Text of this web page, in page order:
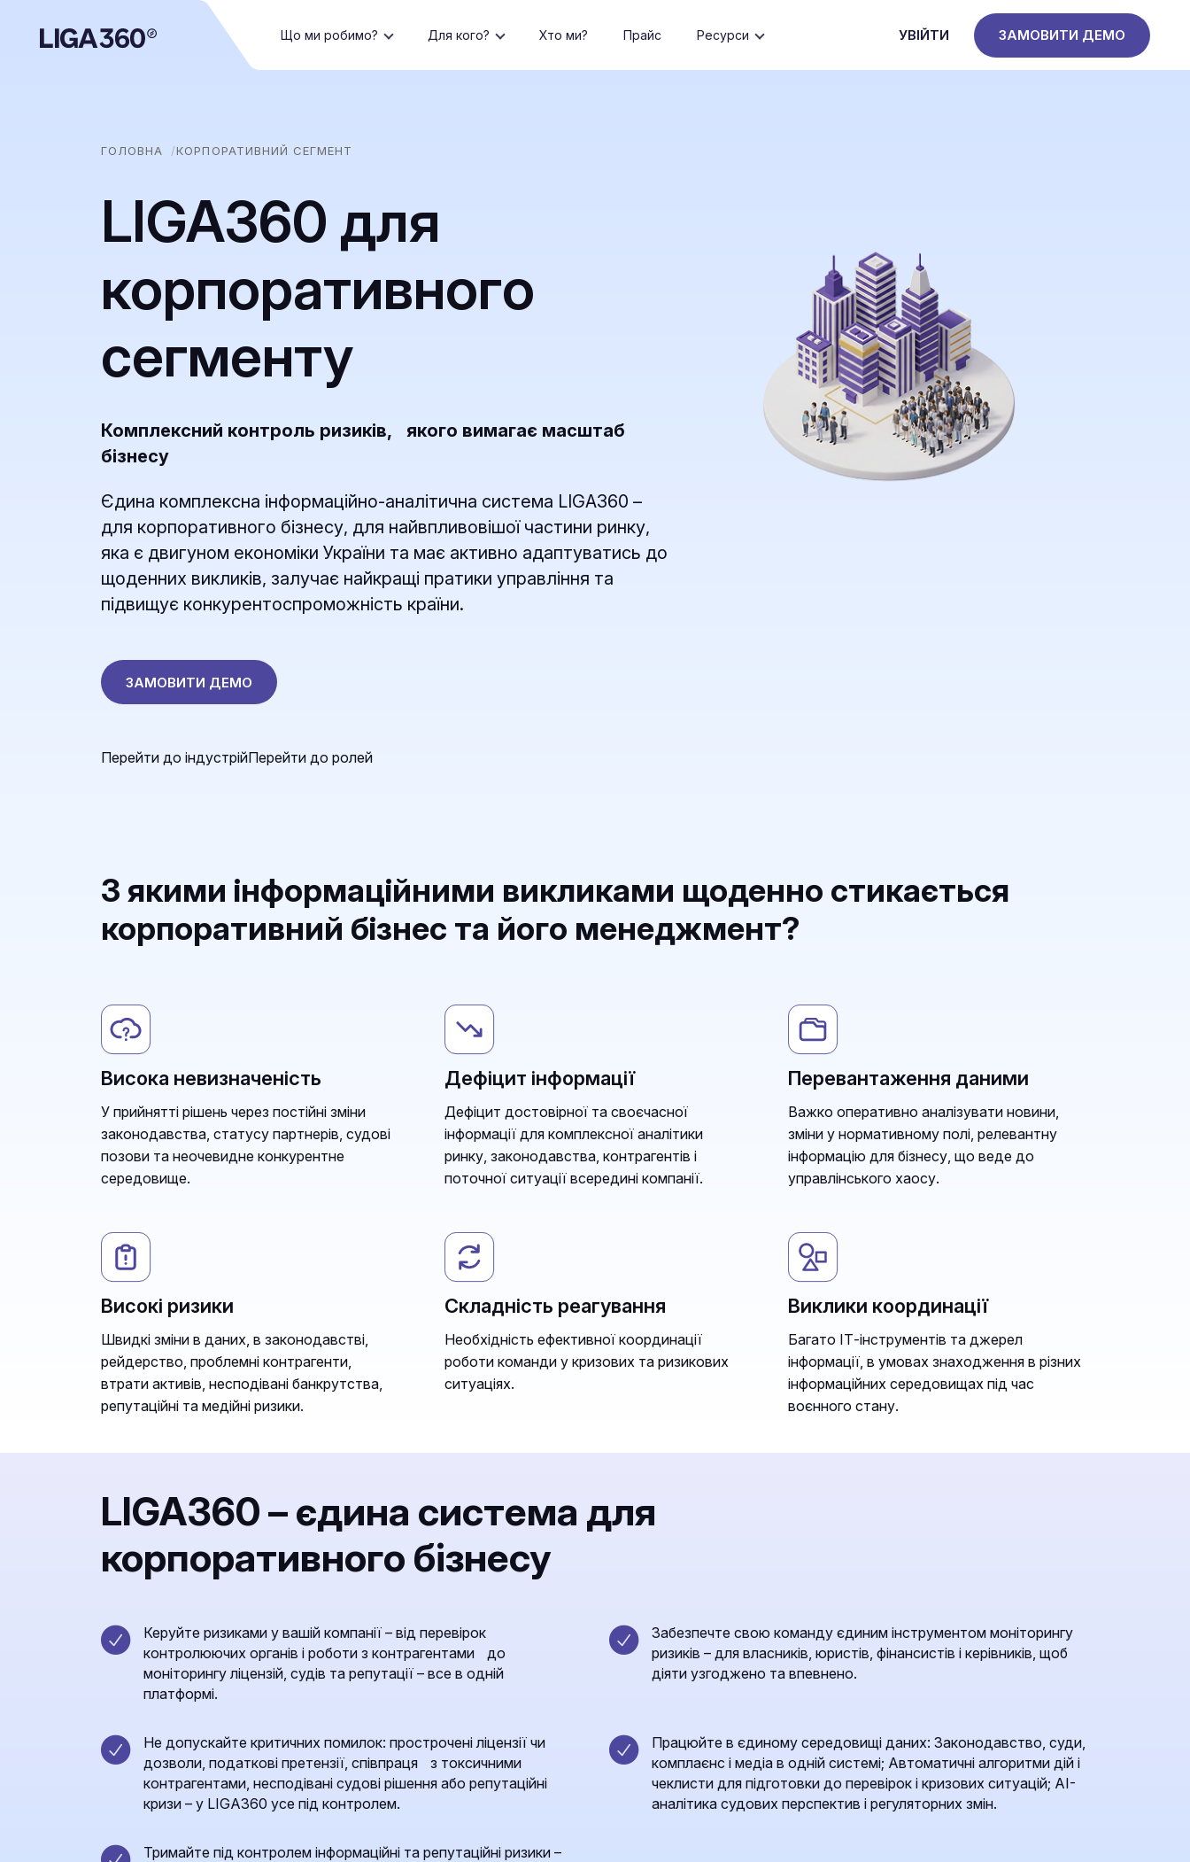
Що ми робимо? Для кого? Хто ми? Прайс Ресурси УВІЙТИ ЗАМОВИТИ ДЕМО
ГОЛОВНА КОРПОРАТИВНИЙ СЕГМЕНТ
LIGA360 для
корпоративного
сегменту
Комплексний контроль ризиків, якого вимагає масштаб
бізнесу
Єдина комплексна інформаційно-аналітична система LIGA360 –
для корпоративного бізнесу, для найвпливовішої частини ринку,
яка є двигуном економіки України та має активно адаптуватись до
щоденних викликів, залучає найкращі пратики управління та
підвищує конкурентоспроможність країни.
ЗАМОВИТИ ДЕМО
Перейти до індустрійПерейти до ролей
З якими інформаційними викликами щоденно стикається
корпоративний бізнес та його менеджмент?
Висока невизначеність
У прийнятті рішень через постійні зміни
законодавства, статусу партнерів, судові
позови та неочевидне конкурентне
середовище.
Дефіцит інформації
Дефіцит достовірної та своєчасної
інформації для комплексної аналітики
ринку, законодавства, контрагентів і
поточної ситуації всередині компанії.
Перевантаження даними
Важко оперативно аналізувати новини,
зміни у нормативному полі, релевантну
інформацію для бізнесу, що веде до
управлінського хаосу.
Високі ризики
Швидкі зміни в даних, в законодавстві,
рейдерство, проблемні контрагенти,
втрати активів, несподівані банкрутства,
репутаційні та медійні ризики.
Складність реагування
Необхідність ефективної координації
роботи команди у кризових та ризикових
ситуаціях.
Виклики координації
Багато ІТ-інструментів та джерел
інформації, в умовах знаходження в різних
інформаційних середовищах під час
воєнного стану.
LIGA360 – єдина система для
корпоративного бізнесу
Керуйте ризиками у вашій компанії – від перевірок
контролюючих органів і роботи з контрагентами до
моніторингу ліцензій, судів та репутації – все в одній
платформі.
Забезпечте свою команду єдиним інструментом моніторингу
ризиків – для власників, юристів, фінансистів і керівників, щоб
діяти узгоджено та впевнено.
Не допускайте критичних помилок: прострочені ліцензії чи
дозволи, податкові претензії, співпраця з токсичними
контрагентами, несподівані судові рішення або репутаційні
кризи – у LIGA360 усе під контролем.
Працюйте в єдиному середовищі даних: Законодавство, суди,
комплаєнс і медіа в одній системі; Автоматичні алгоритми дій і
чеклисти для підготовки до перевірок і кризових ситуацій; AI-
аналітика судових перспектив і регуляторних змін.
Тримайте під контролем інформаційні та репутаційні ризики –